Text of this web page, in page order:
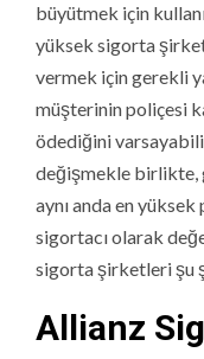
büyütmek için
yüksek sigorta
vermek için gerekli
müşterinin poliçesi
ödediğini
değişmekle birlikte,
aynı anda en
sigortacı olarak
sigorta şirketleri şu
Allianz